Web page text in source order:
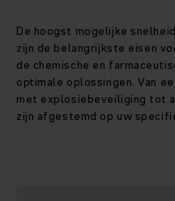
De hoogst mogelijke
zijn de belangrijkste eisen
de chemische en
optimale oplossingen. Van
met explosiebeveiliging tot
zijn afgestemd op uw